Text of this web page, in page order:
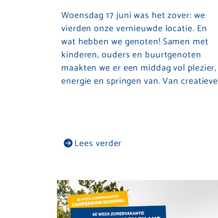
Woensdag 17 juni was het zover: we
vierden onze vernieuwde locatie. En
wat hebben we genoten! Samen met
kinderen, ouders en buurtgenoten
maakten we er een middag vol plezier,
energie en springen van. Van creatieve
Lees verder